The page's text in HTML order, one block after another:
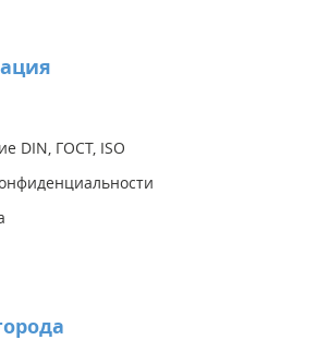
DIN, ГОСТ, ISO